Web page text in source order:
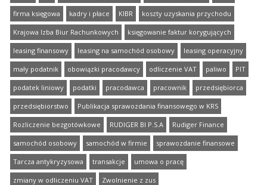
firma księgowa kadry i płace KIBR koszty uzyskania przychodu
Krajowa Izba Biur Rachunkowych księgowanie faktur korygujących
leasing finansowy leasing na samochód osobowy leasing operacyjny
mały podatnik obowiązki pracodawcy odliczenie VAT paliwo PIT
podatek liniowy podatki pracodawca pracownik przedsiębiorca
przedsiębiorstwo Publikacja sprawozdania finansowego w KRS
Rozliczenie bezgotówkowe RUDIGER BI P.S.A Rudiger Finance
samochód osobowy samochód w firmie sprawozdanie finansowe
Tarcza antykryzysowa transakcje umowa o pracę
zmiany w odliczeniu VAT Zwolnienie z zus